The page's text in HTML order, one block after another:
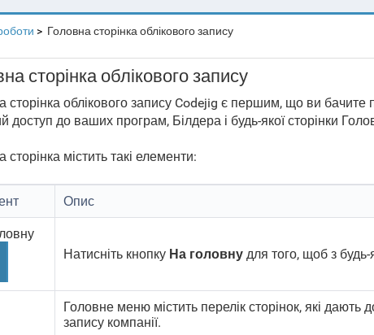
Головна сторінка облікового запису
сторінка облікового запису
сторінка облікового запису Codejig є першим, що ви бачите
доступ до ваших програм, Білдера і будь-якої сторінки
сторінка містить такі елементи:
Опис
Натисніть кнопку На головнудля того, щоб з будь-
Головне меню містить перелік сторінок, які дають
запису компанії.